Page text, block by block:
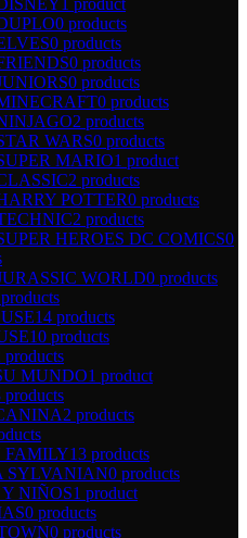
0 products
0 products
0 products
0 products
0 products
2 products
WARS0 products
MARIO1 product
2 products
POTTER0 products
2 products
HEROES DC COMICS0
WORLD0 products
14 products
10 products
products
MUNDO1 product
products
2 products
FAMILY13 products
SYLVANIAN0 products
NIÑOS1 product
0 products
0 products